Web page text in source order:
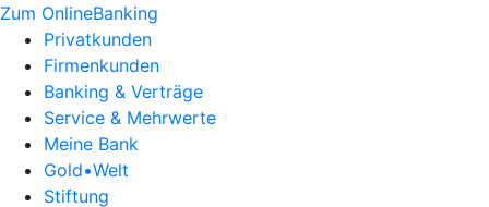
Zum OnlineBanking
Privatkunden
Firmenkunden
Banking & Verträge
Service & Mehrwerte
Meine Bank
Gold•Welt
Stiftung